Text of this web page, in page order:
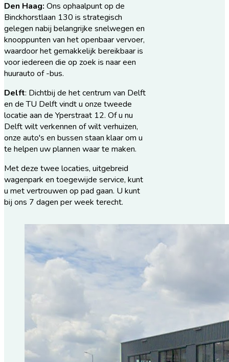
Den Haag: Ons ophaalpunt op de
Binckhorstlaan 130 is strategisch
gelegen nabij belangrijke snelwegen en
knooppunten van het openbaar vervoer,
waardoor het gemakkelijk bereikbaar is
voor iedereen die op zoek is naar een
huurauto of -bus.
Delft: Dichtbij de het centrum van Delft
en de TU Delft vindt u onze tweede
locatie aan de Yperstraat 12. Of u nu
Delft wilt verkennen of wilt verhuizen,
onze auto's en bussen staan klaar om u
te helpen uw plannen waar te maken.
Met deze twee locaties, uitgebreid
wagenpark en toegewijde service, kunt
u met vertrouwen op pad gaan. U kunt
bij ons 7 dagen per week terecht.